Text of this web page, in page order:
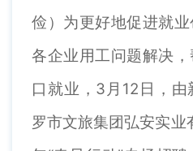
俭）为更好地促进就
各企业用工问题解决
口就业，3月12日，
罗市文旅集团弘安实